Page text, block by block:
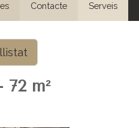
Contacte Serveis
m²